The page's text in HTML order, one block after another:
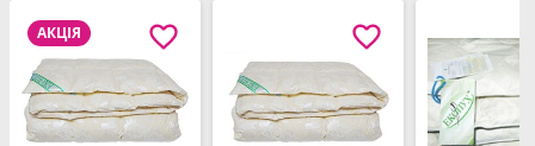
АКЦІЯ